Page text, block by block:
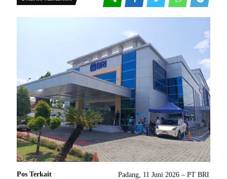
Padang, 11 Juni 2026 – PT BRI
Pos Terkait